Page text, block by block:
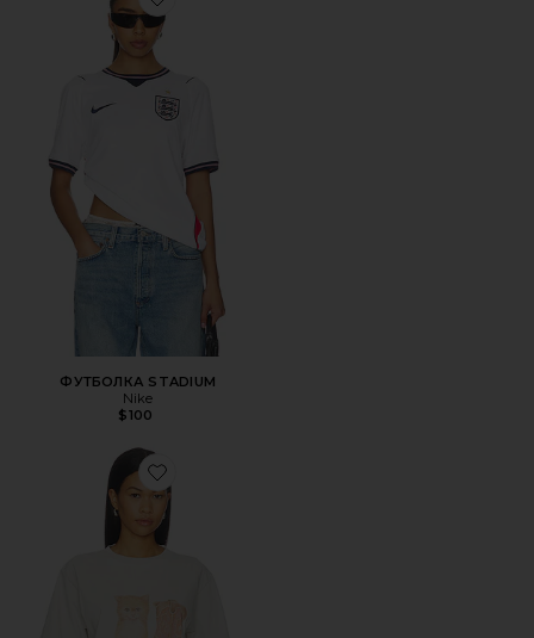
Favorite ФУТБОЛКА STADIUM
ФУТБОЛКА STADIUM
Nike
$100
Favorite ФУТБОЛКА